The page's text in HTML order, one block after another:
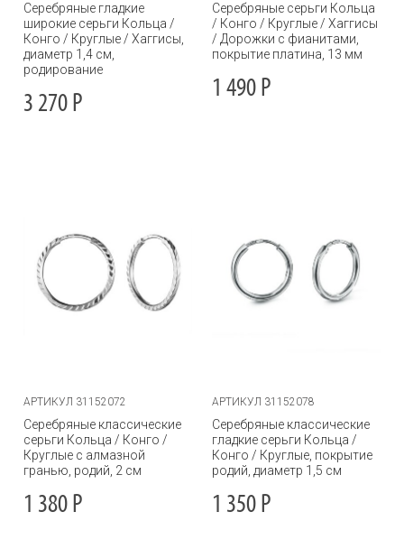
Серебряные гладкие
широкие серьги Кольца /
Конго / Круглые / Хаггисы,
диаметр 1,4 см,
родирование
3 270 Р
Серебряные серьги Кольца
/ Конго / Круглые / Хаггисы
/ Дорожки с фианитами,
покрытие платина, 13 мм
1 490 Р
АРТИКУЛ 31152072
Серебряные классические
серьги Кольца / Конго /
Круглые с алмазной
гранью, родий, 2 см
1 380 Р
АРТИКУЛ 31152078
Серебряные классические
гладкие серьги Кольца /
Конго / Круглые, покрытие
родий, диаметр 1,5 см
1 350 Р